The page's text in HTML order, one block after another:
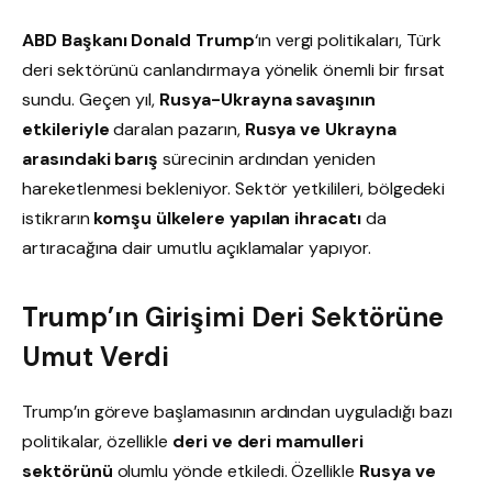
ABD Başkanı Donald Trump‘ın vergi politikaları, Türk
deri sektörünü canlandırmaya yönelik önemli bir fırsat
sundu. Geçen yıl, Rusya-Ukrayna savaşının
etkileriyledaralan pazarın, Rusya ve Ukrayna
arasındaki barış sürecinin ardından yeniden
hareketlenmesi bekleniyor. Sektör yetkilileri, bölgedeki
istikrarın komşu ülkelere yapılan ihracatıda
artıracağına dair umutlu açıklamalar yapıyor.
Trump’ın Girişimi Deri Sektörüne
Umut Verdi
Trump’ın göreve başlamasının ardından uyguladığı bazı
politikalar, özellikle deri ve deri mamulleri
sektörünü olumlu yönde etkiledi. Özellikle Rusya ve